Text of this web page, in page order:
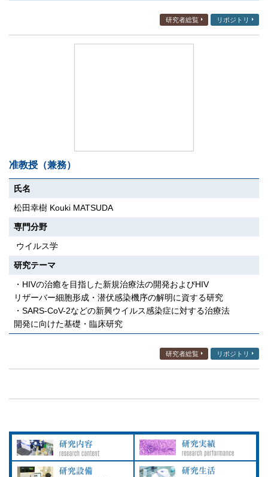
研究者総覧 リポジトリ
准教授（兼務）
氏名
松田幸樹 Kouki MATSUDA
専門分野
ウイルス学
研究テーマ
・HIVの治癒を目指した新規治療法の開発およびHIV
リザーバー細胞形成・潜伏感染機序の解明に資する研究
・SARS-CoV-2などの新興ウイルス感染症に対する治療法
開発に向けた基礎・臨床研究
研究者総覧 リポジトリ